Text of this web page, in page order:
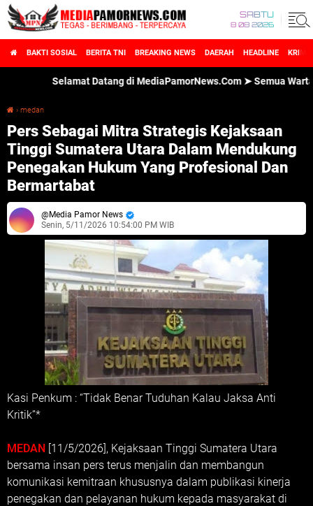
SABTU
8 08 2026
BAKTI SOSIAL BERITA TNI BREAKING NEWS DAERAH HEADLINE
Selamat Datang di MediaPamorNews.Com ➤ Semua Wartawan
› medan
Pers Sebagai Mitra Strategis Kejaksaan
Tinggi Sumatera Utara Dalam Mendukung
Penegakan Hukum Yang Profesional Dan
Bermartabat
Media Pamor News
Senin, 5/11/2026 10:54:00 PM WIB
Kasi Penkum : “Tidak Benar Tuduhan Kalau Jaksa Anti
Kritik”*
MEDAN [11/5/2026], Kejaksaan Tinggi Sumatera Utara
bersama insan pers terus menjalin dan membangun
komunikasi kemitraan khususnya dalam publikasi kinerja
penegakan dan pelayanan hukum kepada masyarakat di